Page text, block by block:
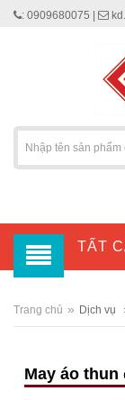
: 0909680075 |
TẤT
Trang chủ » Dịch vụ
May áo